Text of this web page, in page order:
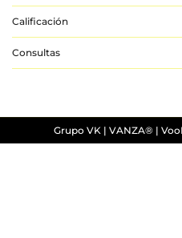
Calificación
Aún No Hay Reseñas
Consultas
Grupo VK | VANZA® |